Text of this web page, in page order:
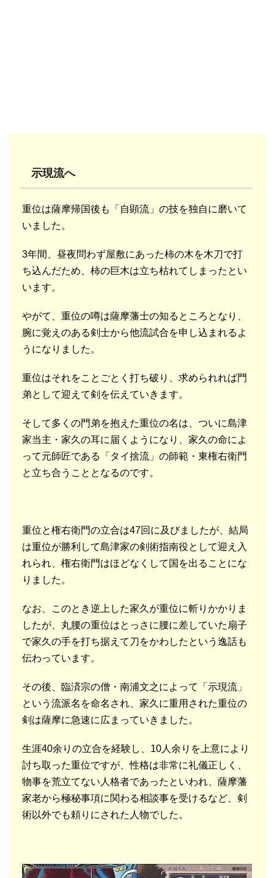
示現流へ
重位は薩摩帰国後も「自顕流」の技を独自に磨いて
いました。
3年間、昼夜問わず屋敷にあった柿の木を木刀で打
ち込んだため、柿の巨木は立ち枯れてしまったとい
います。
やがて、重位の噂は薩摩藩士の知るところとなり、
腕に覚えのある剣士から他流試合を申し込まれるよ
うになりました。
重位はそれをことごとく打ち破り、求められれば門
弟として迎えて剣を伝えていきます。
そして多くの門弟を抱えた重位の名は、ついに島津
家当主・家久の耳に届くようになり、家久の命によ
って元師匠である「タイ捨流」の師範・東権右衛門
と立ち合うこととなるのです。
重位と権右衛門の立合は47回に及びましたが、結局
は重位が勝利して島津家の剣術指南役として迎え入
れられ、権右衛門はほどなくして国を出ることにな
りました。
なお、このとき逆上した家久が重位に斬りかかりま
したが、丸腰の重位はとっさに腰に差していた扇子
で家久の手を打ち据えて刀をかわしたという逸話も
伝わっています。
その後、臨済宗の僧・南浦文之によって「示現流」
という流派名を命名され、家久に重用された重位の
剣は薩摩に急速に広まっていきました。
生涯40余りの立合を経験し、10人余りを上意により
討ち取った重位ですが、性格は非常に礼儀正しく、
物事を荒立てない人格者であったといわれ、薩摩藩
家老から極秘事項に関わる相談事を受けるなど、剣
術以外でも頼りにされた人物でした。